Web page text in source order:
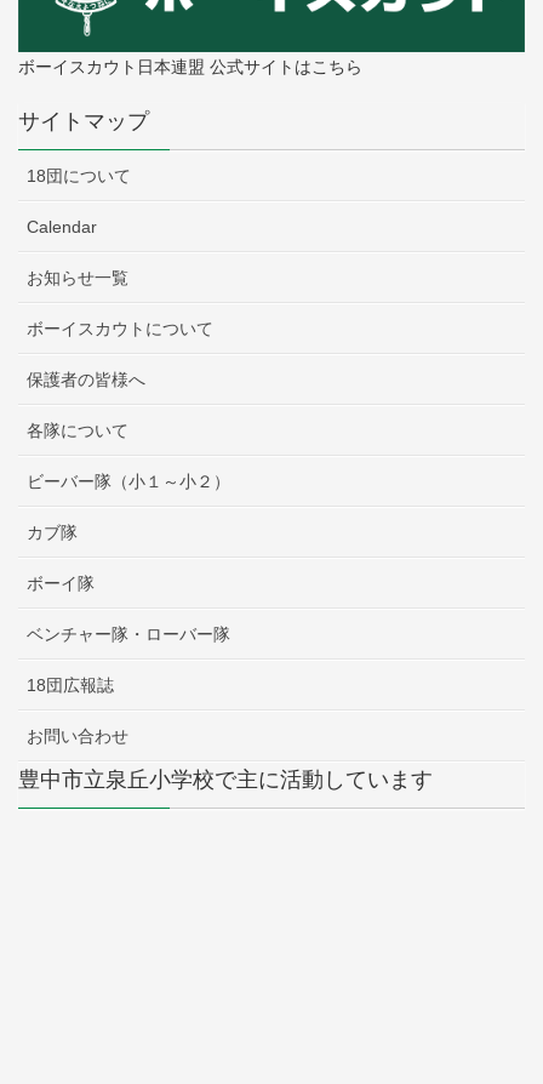
ボーイスカウト日本連盟 公式サイトはこちら
サイトマップ
18団について
Calendar
お知らせ一覧
ボーイスカウトについて
保護者の皆様へ
各隊について
ビーバー隊（小１～小２）
カブ隊
ボーイ隊
ベンチャー隊・ローバー隊
18団広報誌
お問い合わせ
豊中市立泉丘小学校で主に活動しています